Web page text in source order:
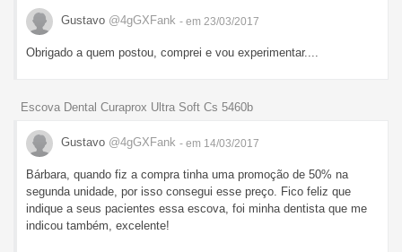
Gustavo @4gGXFank - em 23/03/2017
Obrigado a quem postou, comprei e vou experimentar....
Escova Dental Curaprox Ultra Soft Cs 5460b
Gustavo @4gGXFank - em 14/03/2017
Bárbara, quando fiz a compra tinha uma promoção de 50% na
segunda unidade, por isso consegui esse preço. Fico feliz que
indique a seus pacientes essa escova, foi minha dentista que me
indicou também, excelente!